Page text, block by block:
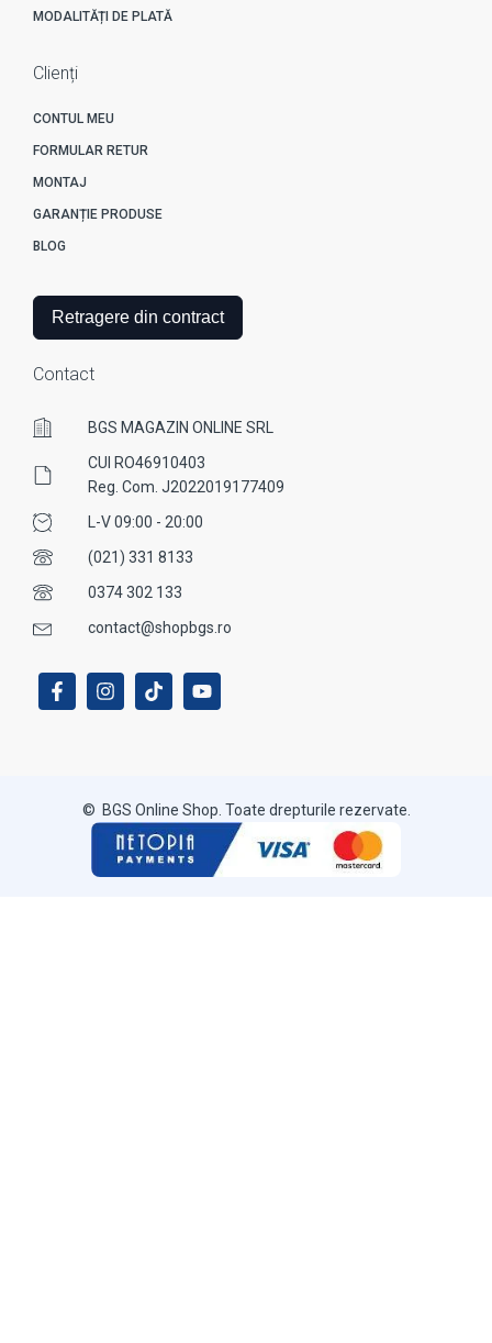
MODALITĂȚI DE PLATĂ
Clienți
CONTUL MEU
FORMULAR RETUR
MONTAJ
GARANȚIE PRODUSE
BLOG
Retragere din contract
Contact
BGS MAGAZIN ONLINE SRL
CUI RO46910403
Reg. Com. J2022019177409
L-V 09:00 - 20:00
(021) 331 8133
0374 302 133
contact@shopbgs.ro
© BGS Online Shop. Toate drepturile rezervate.